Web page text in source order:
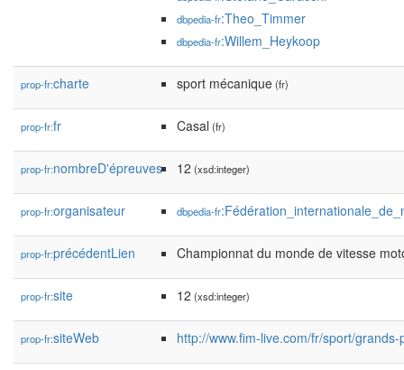
dbpedia-fr:Theo_Timmer
dbpedia-fr:Willem_Heykoop
prop-fr:charte sport mécanique(fr)
prop-fr:fr Casal (fr)
prop-fr:nombreD'épreuves 12 (xsd:integer)
prop-fr:organisateur dbpedia-fr
prop-fr:précédentLien Championnat du monde de vitesse
prop-fr:site 12 (xsd:integer)
prop-fr:siteWeb http://www.fim-live.com/fr/sport/